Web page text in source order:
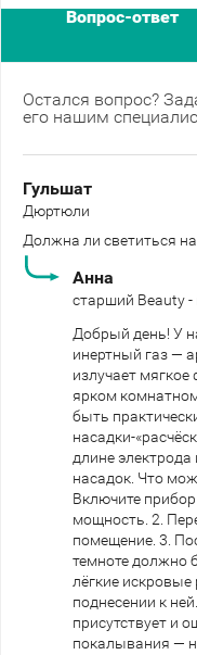
Вопрос-ответ
Остался вопрос?
его нашим
Гульшат
Дюртюли
Должна ли светиться
Анна
старший Beauty -
Добрый день! У
инертный газ —
излучает мягкое
ярком
быть
насадки-
длине
насадок. Что
Включите
мощность. 2.
помещение. 3.
темноте должно
лёгкие
поднесении к
присутствует и
покалывания —